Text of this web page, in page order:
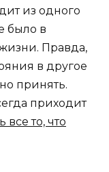
из одного
было в
Правда,
в другое
принять.
приходит
все то, что